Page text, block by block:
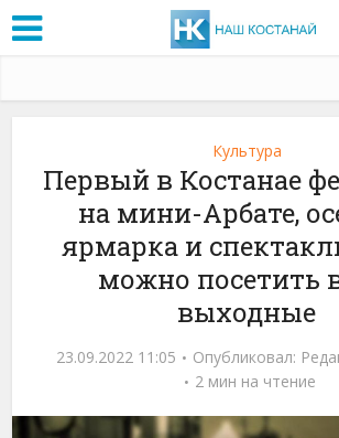
Культура
Первый в Костанае
на мини-Арбате,
ярмарка и
можно посетить
выходные
23.09.2022 11:05 Опубликовал:
2 мин на чтение